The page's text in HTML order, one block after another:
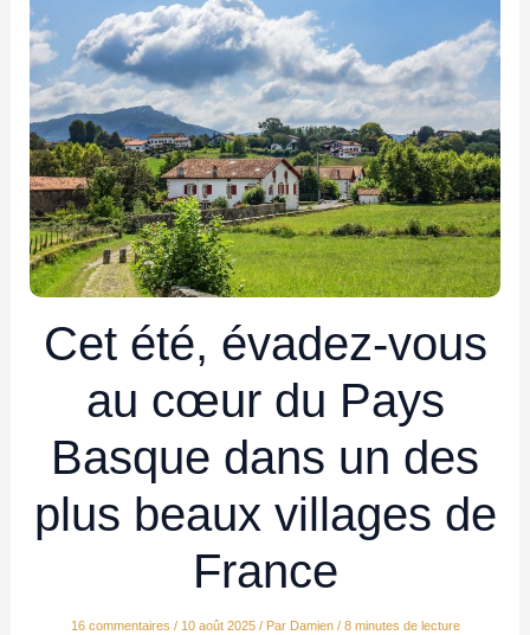
Cet été, évadez-vous
au cœur du Pays
Basque dans un des
plus beaux villages de
France
16 commentaires / 10 août 2025 / Par Damien / 8 minutes de lecture